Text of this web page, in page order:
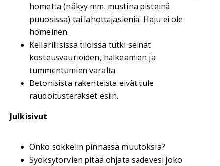
hometta (näkyy mm. mustina pisteinä
puuosissa) tai lahottajasieniä. Haju ei ole
homeinen.
Kellarillisissa tiloissa tutki seinät
kosteusvaurioiden, halkeamien ja
tummentumien varalta
Betonisista rakenteista eivät tule
raudoitusteräkset esiin.
Julkisivut
Onko sokkelin pinnassa muutoksia?
Syöksytorvien pitää ohjata sadevesi joko